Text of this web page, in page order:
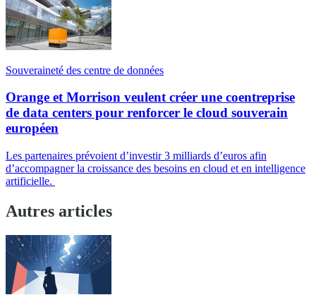
Souveraineté des centre de données
Orange et Morrison veulent créer une coentreprise
de data centers pour renforcer le cloud souverain
européen
Les partenaires prévoient d’investir 3 milliards d’euros afin
d’accompagner la croissance des besoins en cloud et en intelligence
artificielle.
Autres articles